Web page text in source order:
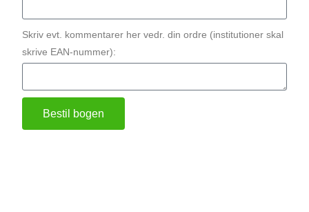
Skriv evt. kommentarer her vedr. din ordre (institutioner skal
skrive EAN-nummer):
Bestil bogen